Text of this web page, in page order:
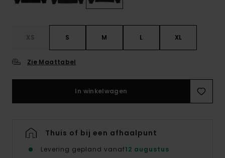
XS S M L XL
Zie Maattabel
In winkelwagen
Thuis of bij een afhaalpunt
Levering gepland vanaf12 augustus